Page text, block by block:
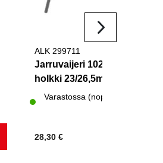
ALK 299711
Jarruvaijeri 1020/1230
holkki 23/26,5mm
Varastossa (nopea toimitus)
28,30€